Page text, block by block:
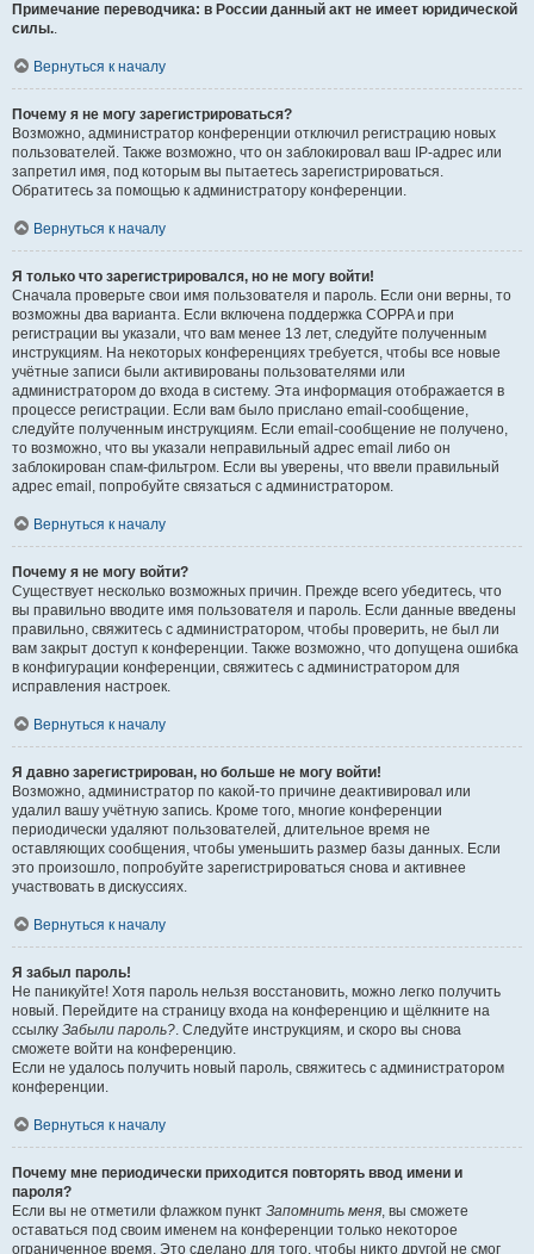
Примечание переводчика: в России данный акт не имеет юридической
силы..
Вернуться к началу
Почему я не могу зарегистрироваться?
Возможно, администратор конференции отключил регистрацию новых
пользователей. Также возможно, что он заблокировал ваш IP-адрес или
запретил имя, под которым вы пытаетесь зарегистрироваться.
Обратитесь за помощью к администратору конференции.
Вернуться к началу
Я только что зарегистрировался, но не могу войти!
Сначала проверьте свои имя пользователя и пароль. Если они верны, то
возможны два варианта. Если включена поддержка COPPA и при
регистрации вы указали, что вам менее 13 лет, следуйте полученным
инструкциям. На некоторых конференциях требуется, чтобы все новые
учётные записи были активированы пользователями или
администратором до входа в систему. Эта информация отображается в
процессе регистрации. Если вам было прислано email-сообщение,
следуйте полученным инструкциям. Если email-сообщение не получено,
то возможно, что вы указали неправильный адрес email либо он
заблокирован спам-фильтром. Если вы уверены, что ввели правильный
адрес email, попробуйте связаться с администратором.
Вернуться к началу
Почему я не могу войти?
Существует несколько возможных причин. Прежде всего убедитесь, что
вы правильно вводите имя пользователя и пароль. Если данные введены
правильно, свяжитесь с администратором, чтобы проверить, не был ли
вам закрыт доступ к конференции. Также возможно, что допущена ошибка
в конфигурации конференции, свяжитесь с администратором для
исправления настроек.
Вернуться к началу
Я давно зарегистрирован, но больше не могу войти!
Возможно, администратор по какой-то причине деактивировал или
удалил вашу учётную запись. Кроме того, многие конференции
периодически удаляют пользователей, длительное время не
оставляющих сообщения, чтобы уменьшить размер базы данных. Если
это произошло, попробуйте зарегистрироваться снова и активнее
участвовать в дискуссиях.
Вернуться к началу
Я забыл пароль!
Не паникуйте! Хотя пароль нельзя восстановить, можно легко получить
новый. Перейдите на страницу входа на конференцию и щёлкните на
ссылку Забыли пароль?. Следуйте инструкциям, и скоро вы снова
сможете войти на конференцию.
Если не удалось получить новый пароль, свяжитесь с администратором
конференции.
Вернуться к началу
Почему мне периодически приходится повторять ввод имени и
пароля?
Если вы не отметили флажком пункт Запомнить меня, вы сможете
оставаться под своим именем на конференции только некоторое
ограниченное время. Это сделано для того, чтобы никто другой не смог